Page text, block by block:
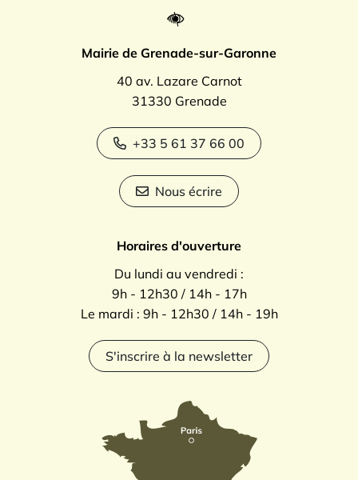
Mairie de Grenade-sur-Garonne
40 av. Lazare Carnot
31330 Grenade
+33 5 61 37 66 00
Nous écrire
Horaires d'ouverture
Du lundi au vendredi :
9h - 12h30 / 14h - 17h
Le mardi : 9h - 12h30 / 14h - 19h
S'inscrire à la newsletter